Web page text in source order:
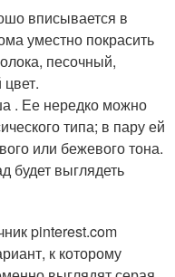
вписывается в
уместно покрасить
песочный,
. Ее нередко можно
типа; в пару ей
или бежевого тона.
будет выглядеть
pinterest.com
к которому